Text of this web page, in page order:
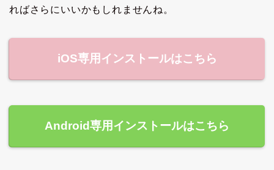
ればさらにいいかもしれませんね。
iOS専用インストールはこちら
Android専用インストールはこちら